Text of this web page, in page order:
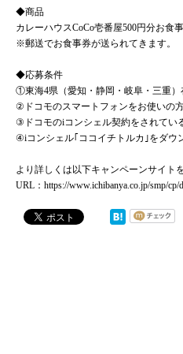
◆商品
カレーハウスCoCo壱番屋500円分お食
※郵送でお食事券が送られてきます。
◆応募条件
①東海4県（愛知・静岡・岐阜・三重）
②ドコモのスマートフォンをお使いの
③ドコモのiコンシェル契約をされてい
④iコンシェル｢ココイチトルカ｣をダウ
より詳しくは以下キャンペーンサイト
URL： https://www.ichibanya.co.jp/smp/cp/